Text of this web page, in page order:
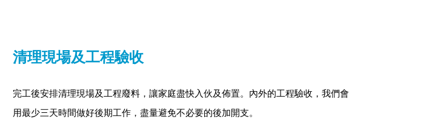
清理現場及工程驗收
完工後安排清理現場及工程廢料，讓家庭盡快入伙及佈置。內外的工程驗收，我們會
用最少三天時間做好後期工作，盡量避免不必要的後加開支。